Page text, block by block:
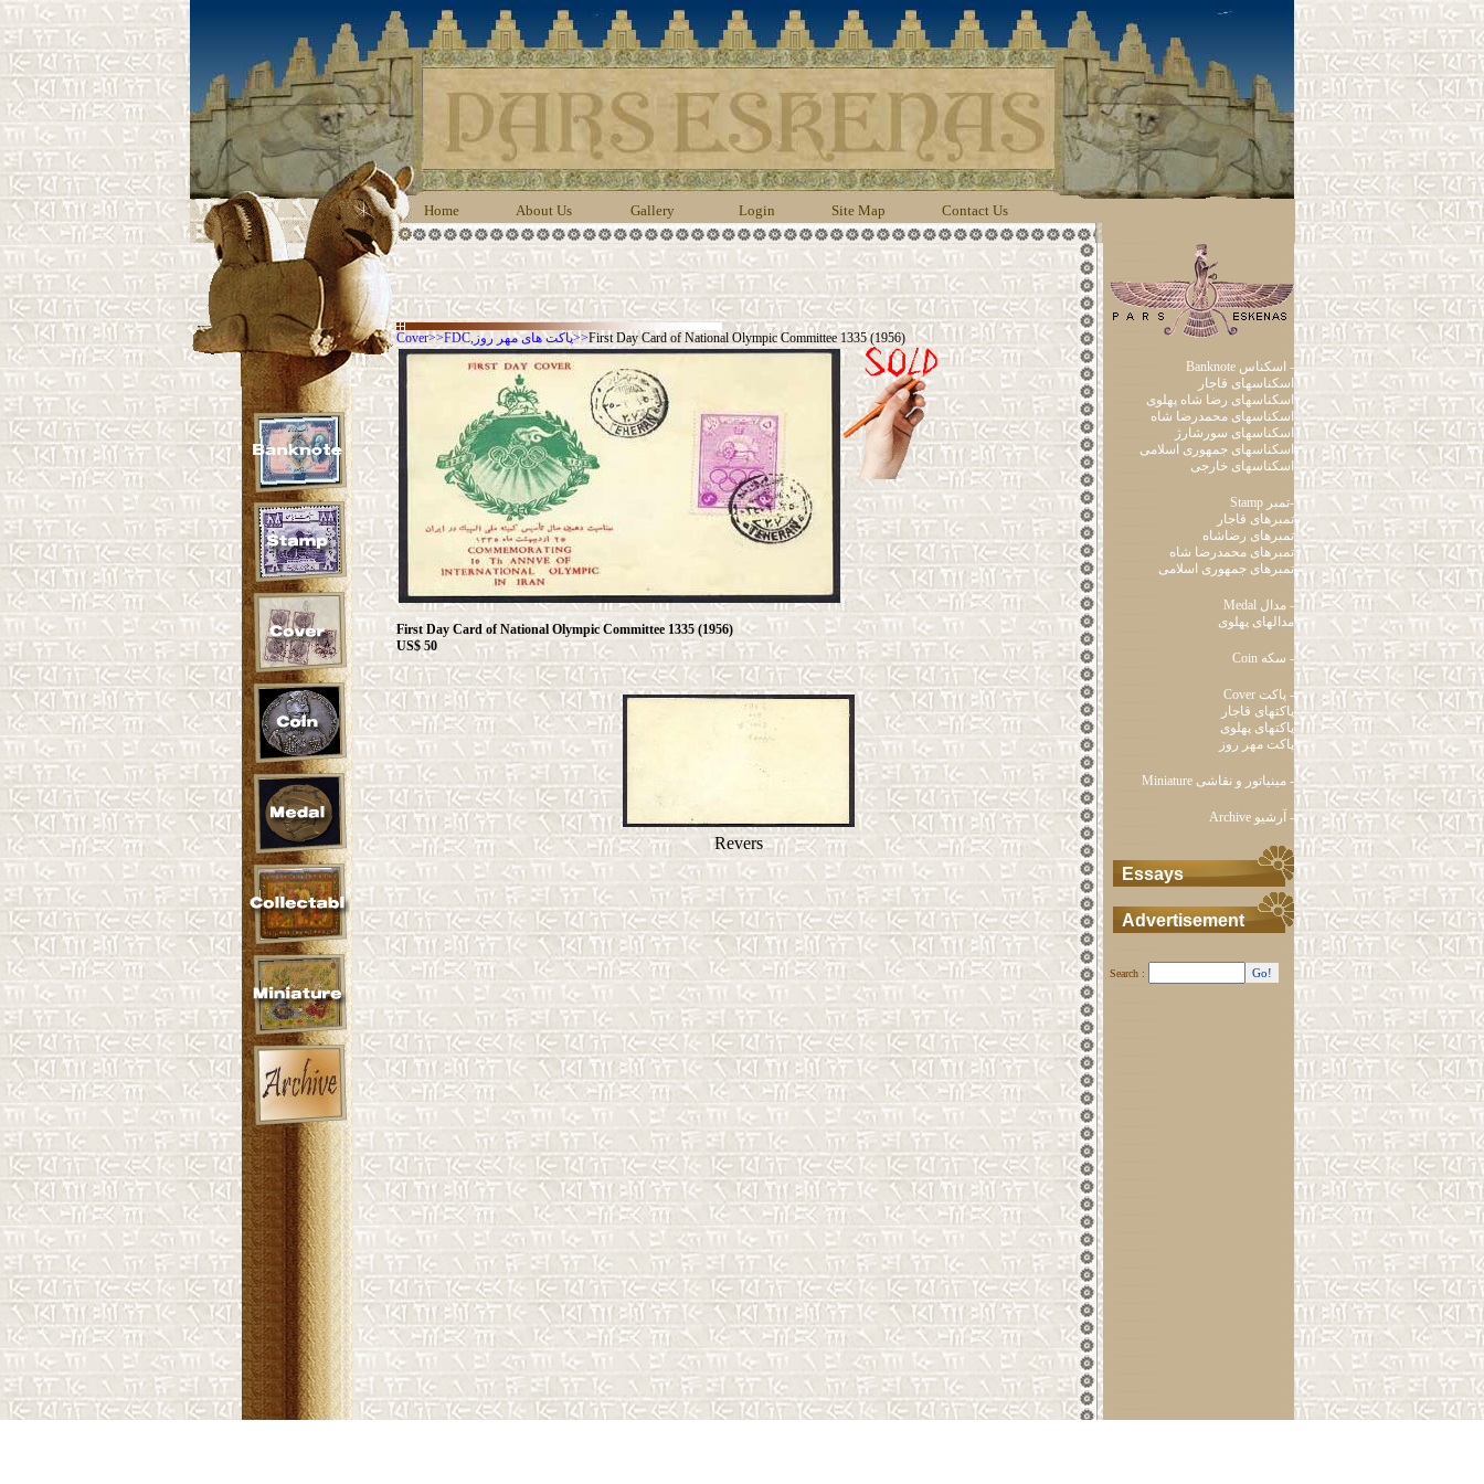
Home About Us Gallery Login Site Map Contact Us
Cover>> FDC,پاکت های مهر روز>>First Day Card of National Olympic Committee 1335 (1956)
First Day Card of National Olympic Committee 1335 (1956)
US$ 50
Revers
Banknote اسکناس -
اسکناسهای قاجار
اسکناسهای رضا شاه پهلوی
اسکناسهای محمدرضا شاه
اسکناسهای سورشارژ
اسکناسهای جمهوری اسلامی
اسکناسهای خارجی
Stamp تمبر-
تمبرهای قاجار
تمبرهای رضاشاه
تمبرهای محمدرضا شاه
تمبرهای جمهوری اسلامی
Medal مدال -
مدالهای پهلوی
Coin سکه -
Cover پاکت -
پاکتهای قاجار
پاکتهای پهلوی
پاکت مهر روز
Miniature مینیاتور و نقاشی -
Archive آرشیو -
Essays
Advertisement
Search :